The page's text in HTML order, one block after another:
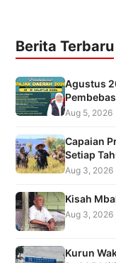
Berita Terbaru
Agustus
Aug 5, 2026
Capaian
Setiap
Aug 3, 2026
Kisah
Aug 3, 2026
Kurun